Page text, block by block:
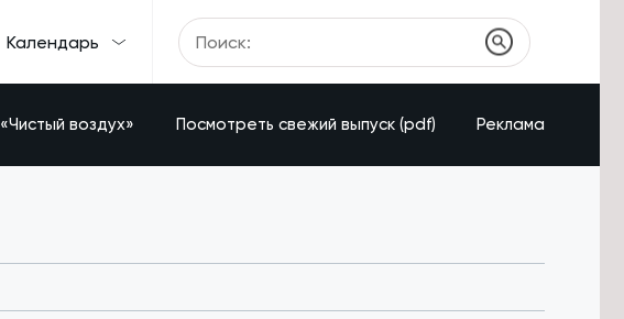
Календарь
«Чистый воздух» Посмотреть свежий выпуск (pdf) Реклама